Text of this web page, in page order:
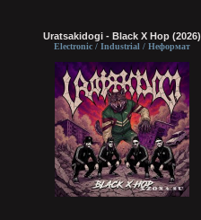
Uratsakidogi - Black X Hop (2026)
Electronic / Industrial / Неформат